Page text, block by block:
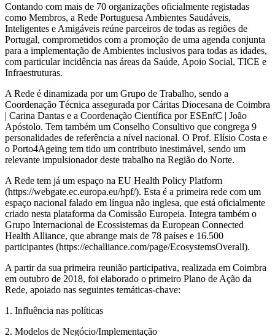
Contando com mais de 70 organizações oficialmente registadas
como Membros, a Rede Portuguesa Ambientes Saudáveis,
Inteligentes e Amigáveis reúne parceiros de todas as regiões de
Portugal, comprometidos com a promoção de uma agenda conjunta
para a implementação de Ambientes inclusivos para todas as idades,
com particular incidência nas áreas da Saúde, Apoio Social, TICE e
Infraestruturas.
A Rede é dinamizada por um Grupo de Trabalho, sendo a
Coordenação Técnica assegurada por Cáritas Diocesana de Coimbra
| Carina Dantas e a Coordenação Científica por ESEnfC | João
Apóstolo. Tem também um Conselho Consultivo que congrega 9
personalidades de referência a nível nacional. O Prof. Elísio Costa e
o Porto4Ageing tem tido um contributo inestimável, sendo um
relevante impulsionador deste trabalho na Região do Norte.
A Rede tem já um espaço na EU Health Policy Platform
(https://webgate.ec.europa.eu/hpf/). Esta é a primeira rede com um
espaço nacional falado em língua não inglesa, que está oficialmente
criado nesta plataforma da Comissão Europeia. Integra também o
Grupo Internacional de Ecossistemas da European Connected
Health Alliance, que abrange mais de 78 países e 16.500
participantes (https://echalliance.com/page/EcosystemsOverall).
A partir da sua primeira reunião participativa, realizada em Coimbra
em outubro de 2018, foi elaborado o primeiro Plano de Ação da
Rede, apoiado nas seguintes temáticas-chave:
1. Influência nas políticas
2. Modelos de Negócio/Implementação